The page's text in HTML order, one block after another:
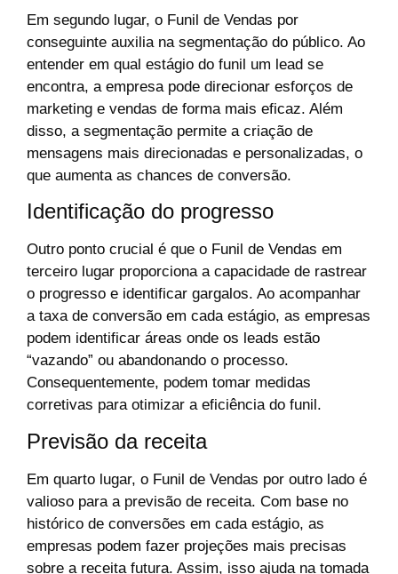
Em segundo lugar, o Funil de Vendas por
conseguinte auxilia na segmentação do público. Ao
entender em qual estágio do funil um lead se
encontra, a empresa pode direcionar esforços de
marketing e vendas de forma mais eficaz. Além
disso, a segmentação permite a criação de
mensagens mais direcionadas e personalizadas, o
que aumenta as chances de conversão.
Identificação do progresso
Outro ponto crucial é que o Funil de Vendas em
terceiro lugar proporciona a capacidade de rastrear
o progresso e identificar gargalos. Ao acompanhar
a taxa de conversão em cada estágio, as empresas
podem identificar áreas onde os leads estão
“vazando” ou abandonando o processo.
Consequentemente, podem tomar medidas
corretivas para otimizar a eficiência do funil.
Previsão da receita
Em quarto lugar, o Funil de Vendas por outro lado é
valioso para a previsão de receita. Com base no
histórico de conversões em cada estágio, as
empresas podem fazer projeções mais precisas
sobre a receita futura. Assim, isso ajuda na tomada